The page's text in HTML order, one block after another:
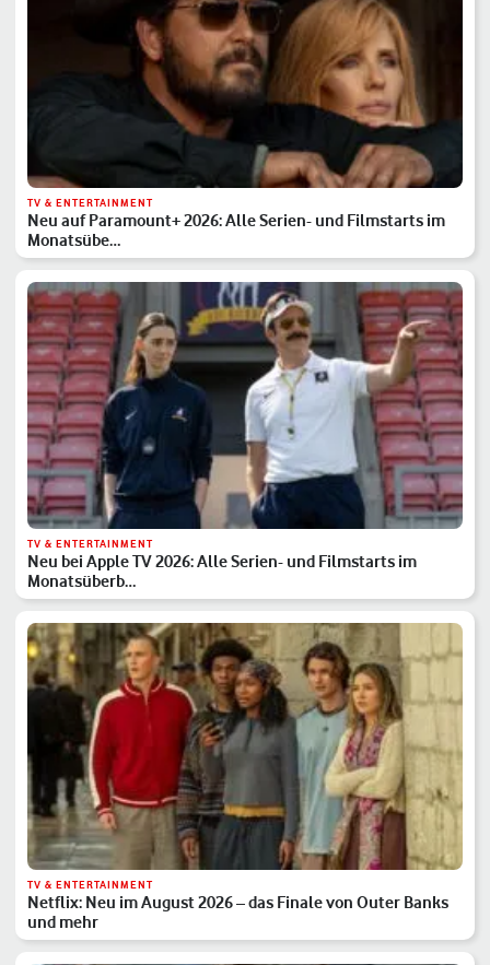
TV & ENTERTAINMENT
Neu auf Paramount+ 2026: Alle Serien- und Filmstarts im
Monatsübe…
TV & ENTERTAINMENT
Neu bei Apple TV 2026: Alle Serien- und Filmstarts im
Monatsüberb…
TV & ENTERTAINMENT
Netflix: Neu im August 2026 – das Finale von Outer Banks
und mehr